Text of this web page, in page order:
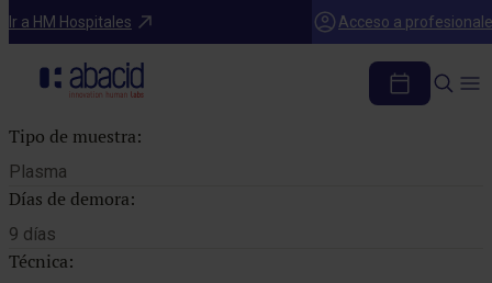
Ir a HM Hospitales Acceso a
Catálogo de pruebas
FACTOR XIII
Tipo de muestra:
Plasma
Días de demora:
9 días
Técnica: